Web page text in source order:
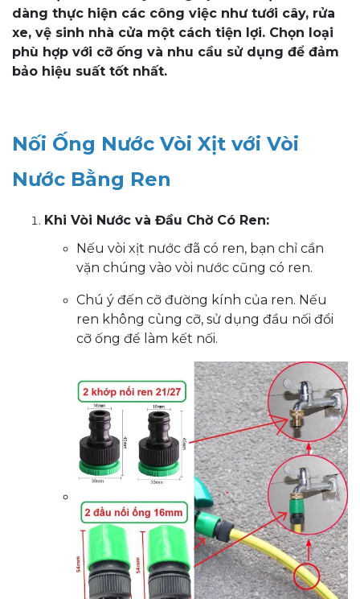
dàng thực hiện các công việc như tưới cây, rửa
xe, vệ sinh nhà cửa một cách tiện lợi. Chọn loại
phù hợp với cỡ ống và nhu cầu sử dụng để đảm
bảo hiệu suất tốt nhất.
Nối Ống Nước Vòi Xịt với Vòi
Nước Bằng Ren
Khi Vòi Nước và Đầu Chờ Có Ren:
Nếu vòi xịt nước đã có ren, bạn chỉ cần
vặn chúng vào vòi nước cũng có ren.
Chú ý đến cỡ đường kính của ren. Nếu
ren không cùng cỡ, sử dụng đầu nối đổi
cỡ ống để làm kết nối.